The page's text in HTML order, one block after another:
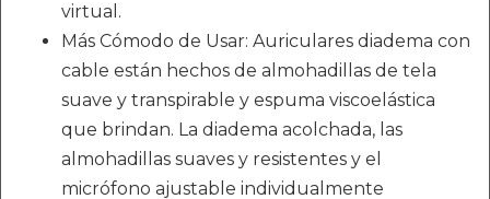
virtual.
Más Cómodo de Usar: Auriculares diadema con
cable están hechos de almohadillas de tela
suave y transpirable y espuma viscoelástica
que brindan. La diadema acolchada, las
almohadillas suaves y resistentes y el
micrófono ajustable individualmente